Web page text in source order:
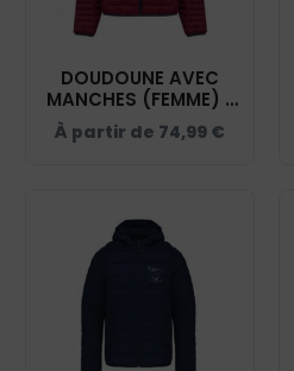
DOUDOUNE AVEC
MANCHES (FEMME) -
ECURIE COEUR DE
SOLOGNE -
À partir de 74,99 €